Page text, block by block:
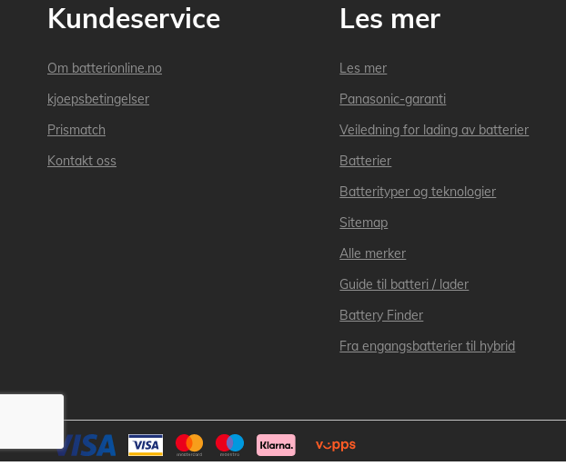
Kundeservice
Om batterionline.no
kjoepsbetingelser
Prismatch
Kontakt oss
Les mer
Les mer
Panasonic-garanti
Veiledning for lading av batterier
Batterier
Batterityper og teknologier
Sitemap
Alle merker
Guide til batteri / lader
Battery Finder
Fra engangsbatterier til hybrid